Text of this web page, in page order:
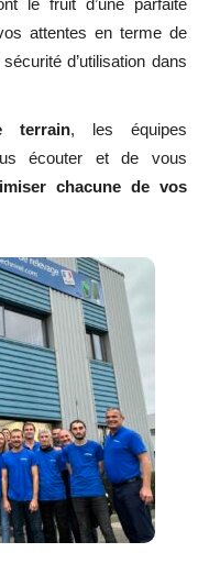
le fruit d’une parfaite
attentes en terme de
d’utilisation dans
terrain, les équipes
écouter et de vous
chacune de vos